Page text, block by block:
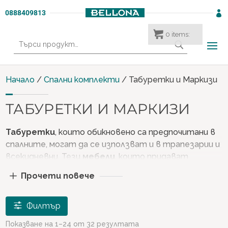
0888409813 
за:
Начало /Спални комплекти / Табуретки и Маркизи
ТАБУРЕТКИ И МАРКИЗИ
Табуретки, които обикновено са предпочитани в
спалните, могат да се използват и в трапезарии и
всекидневни. Тези мебели , които придават
пространство, в което се намират, могат да
до леглата в спалните или до фотьойлите или
холната маса в всекидневните. Можете да
Прочети повече
Филтър
Показване на 1–24 от 32 резултата
0 items: